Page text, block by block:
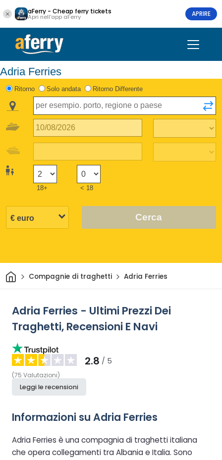
aFerry - Cheap ferry tickets
Apri nell'app aFerry APRIRE
Adria Ferries
Ritorno Solo andata Ritorno Differente
18+ < 18
Cerca
CasaCompagnie di traghetti Adria Ferries
Adria Ferries - Ultimi Prezzi Dei
Traghetti, Recensioni E Navi
2.8 / 5
(75 Valutazioni)
Leggi le recensioni
Informazioni su Adria Ferries
Adria Ferries è una compagnia di traghetti italiana
che opera collegamenti tra Albania e Italia. Sono